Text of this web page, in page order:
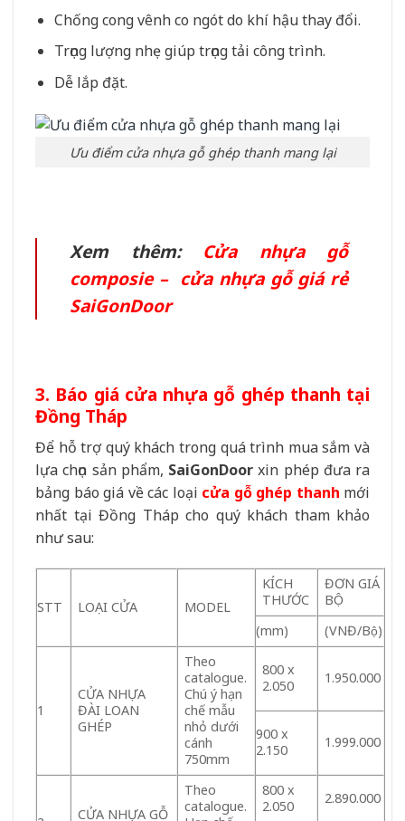
Chống cong vênh co ngót do khí hậu thay đổi.
Trọng lượng nhẹ giúp trọng tải công trình.
Dễ lắp đặt.
Ưu điểm cửa nhựa gỗ ghép thanh mang lại
Xem thêm: Cửa nhựa gỗ
composie – cửa nhựa gỗ giá rẻ
SaiGonDoor
3. Báo giá cửa nhựa gỗ ghép thanh tại
Đồng Tháp
Để hỗ trợ quý khách trong quá trình mua sắm và
lựa chọn sản phẩm, SaiGonDoor xin phép đưa ra
bảng báo giá về các loại cửa gỗ ghép thanh mới
nhất tại Đồng Tháp cho quý khách tham khảo
như sau:
STT LOẠI CỬA MODEL
KÍCH
THƯỚC
ĐƠN GIÁ
BỘ
(mm)
(VNĐ/Bộ)
1
CỬA NHỰA
ĐÀI LOAN
GHÉP
Theo
catalogue.
Chú ý hạn
chế mẫu
nhỏ dưới
cánh
750mm
800 x
2.050
1.950.000
900 x
2.150
1.999.000
CỬA NHỰA GỖ
Theo
catalogue.
800 x
2.050
2.890.000